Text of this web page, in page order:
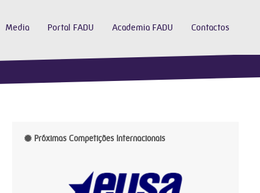
Media Portal FADU Academia FADU Contactos
Próximas Competições Internacionais